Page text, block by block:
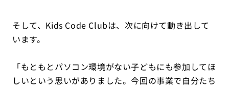
そして、Kids Code Clubは、次に向けて動き出して
います。
「もともとパソコン環境がない子どもにも参加してほ
しいという思いがありました。今回の事業で自分たち